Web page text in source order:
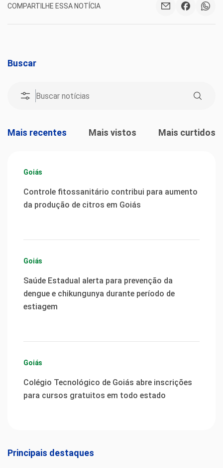
COMPARTILHE ESSA NOTÍCIA
Buscar
Mais recentes Mais vistos Mais curtidos
Goiás
Controle fitossanitário contribui para aumento
da produção de citros em Goiás
Goiás
Saúde Estadual alerta para prevenção da
dengue e chikungunya durante período de
estiagem
Goiás
Colégio Tecnológico de Goiás abre inscrições
para cursos gratuitos em todo estado
Principais destaques